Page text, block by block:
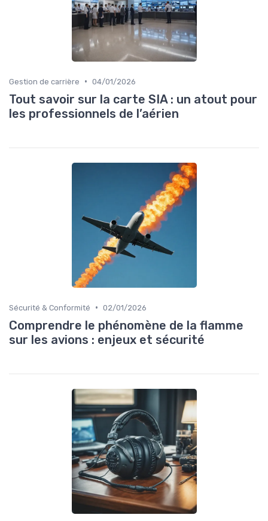
Gestion de carrière • 04/01/2026
Tout savoir sur la carte SIA : un atout pour
les professionnels de l’aérien
Sécurité & Conformité • 02/01/2026
Comprendre le phénomène de la flamme
sur les avions : enjeux et sécurité